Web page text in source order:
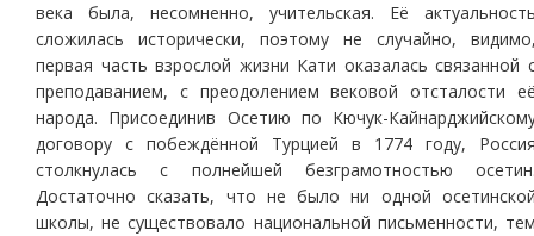
века была, несомненно, учительская. Её
сложилась исторически, поэтому не случайно,
первая часть взрослой жизни Кати оказалась связанной
преподаванием, с преодолением вековой отсталости
народа. Присоединив Осетию по Кючук-
договору с побеждённой Турцией в 1774 году,
столкнулась с полнейшей безграмотностью
Достаточно сказать, что не было ни одной
школы, не существовало национальной письменности,